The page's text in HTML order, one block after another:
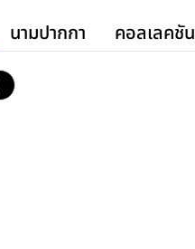
นามปากกา คอลเลคชัน